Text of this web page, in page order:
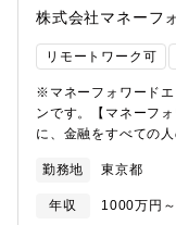
本部長、部長、課長
集背景】当社は現在
事業の立ち上げなど
います。経営戦略本
業ポートフォリオの
アンス案件の推進支
ど、幅広い業務をお
ため、部門長やリー
アメンバーとしてご
株式会社マネーフ
リモートワーク可
※マネーフォワードエ
ンです。【マネーフ
に、金融をすべての
ォーム」の構築を目
の仲間と捉える「合
なぐハブとなり、生
勤務地 東京都
年収 1000万円～